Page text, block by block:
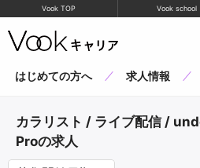
Vook TOP Vook school
はじめての方へ 求人情報
カラリスト / ライブ配信 /
Proの求人